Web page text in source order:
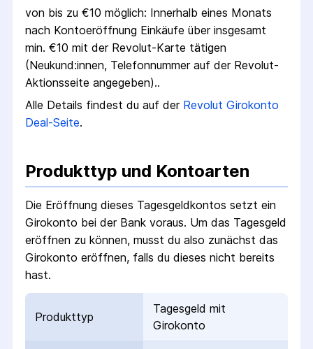
von bis zu €10 möglich: Innerhalb eines Monats
nach Konto­eröffnung Einkäufe über insgesamt
min. €10 mit der Revolut-Karte tätigen
(Neukund:innen, Telefon­nummer auf der Revolut-
Aktions­seite angegeben)..
Alle Details findest du auf der Revolut Girokonto
Deal-Seite.
Produkttyp und Kontoarten
Die Eröffnung dieses Tagesgeldkontos setzt ein
Girokonto bei der Bank voraus. Um das Tagesgeld
eröffnen zu können, musst du also zunächst das
Girokonto eröffnen, falls du dieses nicht bereits
hast.
Produkttyp
Tagesgeld mit
Girokonto